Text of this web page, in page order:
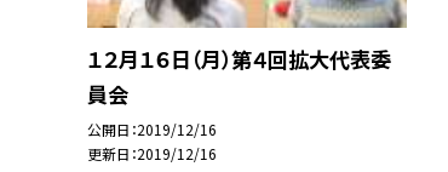
１２月１６日（月）第４回拡大代表委
員会
公開日 2019/12/16
更新日 2019/12/16